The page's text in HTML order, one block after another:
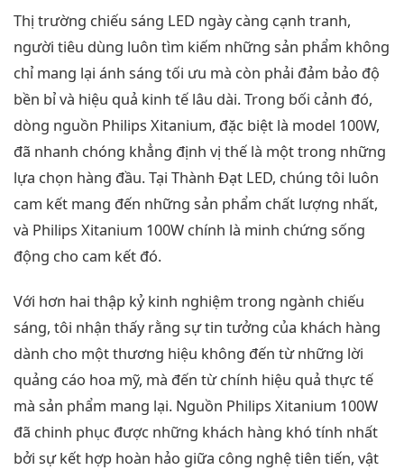
Thị trường chiếu sáng LED ngày càng cạnh tranh,
người tiêu dùng luôn tìm kiếm những sản phẩm không
chỉ mang lại ánh sáng tối ưu mà còn phải đảm bảo độ
bền bỉ và hiệu quả kinh tế lâu dài. Trong bối cảnh đó,
dòng nguồn Philips Xitanium, đặc biệt là model 100W,
đã nhanh chóng khẳng định vị thế là một trong những
lựa chọn hàng đầu. Tại Thành Đạt LED, chúng tôi luôn
cam kết mang đến những sản phẩm chất lượng nhất,
và Philips Xitanium 100W chính là minh chứng sống
động cho cam kết đó.
Với hơn hai thập kỷ kinh nghiệm trong ngành chiếu
sáng, tôi nhận thấy rằng sự tin tưởng của khách hàng
dành cho một thương hiệu không đến từ những lời
quảng cáo hoa mỹ, mà đến từ chính hiệu quả thực tế
mà sản phẩm mang lại. Nguồn Philips Xitanium 100W
đã chinh phục được những khách hàng khó tính nhất
bởi sự kết hợp hoàn hảo giữa công nghệ tiên tiến, vật